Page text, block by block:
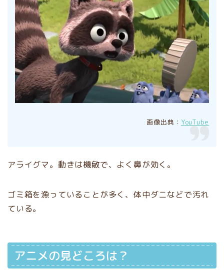
画像出典： YouTube
アライグマ。動きは機敏で、よく鼻が効く。
ゴミ箱を漁っていることが多く、体中ダニなどで汚れ
ている。
アニメの見どころは？